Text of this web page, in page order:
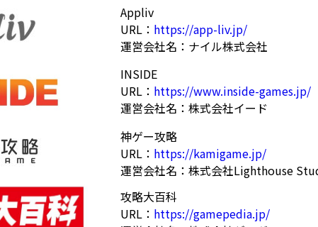
Appliv
URL： https://app-liv.jp/
運営会社名：ナイル株式会社
INSIDE
URL： https://www.inside-games.jp/
運営会社名：株式会社イード
神ゲー攻略
URL： https://kamigame.jp/
運営会社名：株式会社Lighthouse
攻略大百科
URL： https://gamepedia.jp/